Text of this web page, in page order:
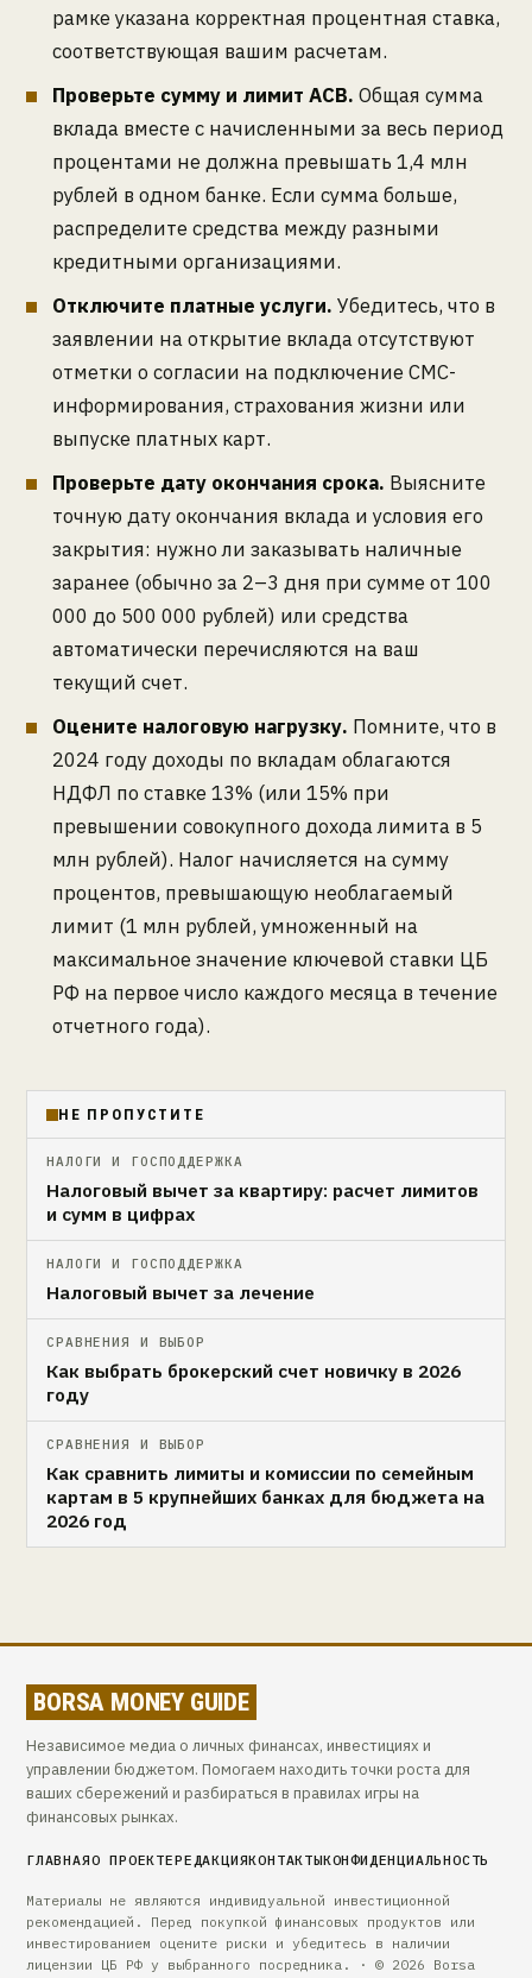
рамке указана корректная процентная ставка,
соответствующая вашим расчетам.
Проверьте сумму и лимит АСВ. Общая сумма
вклада вместе с начисленными за весь период
процентами не должна превышать 1,4 млн
рублей в одном банке. Если сумма больше,
распределите средства между разными
кредитными организациями.
Отключите платные услуги. Убедитесь, что в
заявлении на открытие вклада отсутствуют
отметки о согласии на подключение СМС-
информирования, страхования жизни или
выпуске платных карт.
Проверьте дату окончания срока. Выясните
точную дату окончания вклада и условия его
закрытия: нужно ли заказывать наличные
заранее (обычно за 2–3 дня при сумме от 100
000 до 500 000 рублей) или средства
автоматически перечисляются на ваш
текущий счет.
Оцените налоговую нагрузку. Помните, что в
2024 году доходы по вкладам облагаются
НДФЛ по ставке 13% (или 15% при
превышении совокупного дохода лимита в 5
млн рублей). Налог начисляется на сумму
процентов, превышающую необлагаемый
лимит (1 млн рублей, умноженный на
максимальное значение ключевой ставки ЦБ
РФ на первое число каждого месяца в течение
отчетного года).
НЕ ПРОПУСТИТЕ
НАЛОГИ И ГОСПОДДЕРЖКА
Налоговый вычет за квартиру: расчет лимитов
и сумм в цифрах
НАЛОГИ И ГОСПОДДЕРЖКА
Налоговый вычет за лечение
СРАВНЕНИЯ И ВЫБОР
Как выбрать брокерский счет новичку в 2026
году
СРАВНЕНИЯ И ВЫБОР
Как сравнить лимиты и комиссии по семейным
картам в 5 крупнейших банках для бюджета на
2026 год
BORSA MONEY GUIDE
Независимое медиа о личных финансах, инвестициях и
управлении бюджетом. Помогаем находить точки роста для
ваших сбережений и разбираться в правилах игры на
финансовых рынках.
ГЛАВНАЯО ПРОЕКТЕРЕДАКЦИЯКОНТАКТЫКОНФИДЕНЦИАЛЬНОСТЬ
Материалы не являются индивидуальной инвестиционной
рекомендацией. Перед покупкой финансовых продуктов или
инвестированием оцените риски и убедитесь в наличии
лицензии ЦБ РФ у выбранного посредника. · © 2026 Borsa